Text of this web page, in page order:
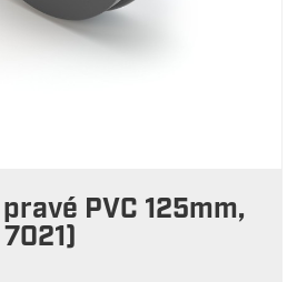
PVC 125mm,